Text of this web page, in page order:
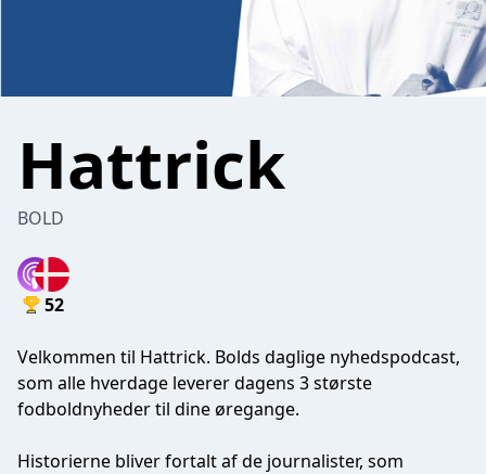
Hattrick
BOLD
52
Velkommen til Hattrick. Bolds daglige nyhedspodcast,
som alle hverdage leverer dagens 3 største
fodboldnyheder til dine øregange.
Historierne bliver fortalt af de journalister, som